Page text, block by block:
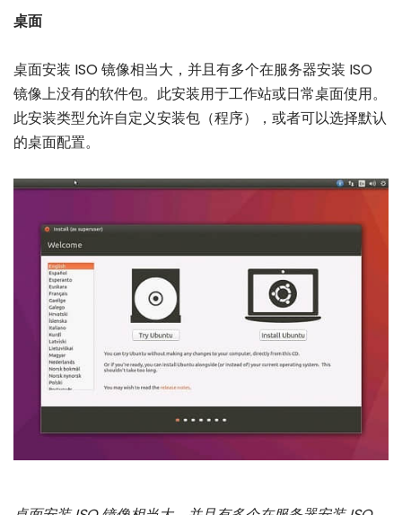
桌面
桌面安装 ISO 镜像相当大，并且有多个在服务器安装 ISO
镜像上没有的软件包。此安装用于工作站或日常桌面使用。
此安装类型允许自定义安装包（程序），或者可以选择默认
的桌面配置。